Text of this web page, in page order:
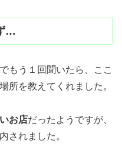
…
もう１回聞いたら、ここ
所を教えてくれました。
お店だったようですが、
されました。